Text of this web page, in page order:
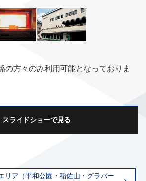
の方々のみ利用可能となっておりま
スライドショーで見る
リア（平和公園・稲佐山・グラバー